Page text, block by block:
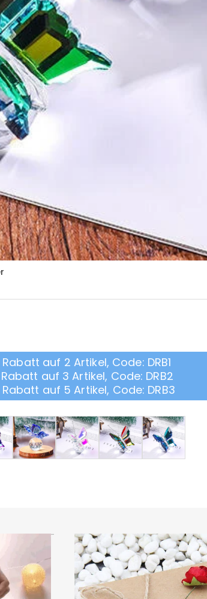
Rabatt auf 2 Artikel, Code: DRB1
Rabatt auf 3 Artikel, Code: DRB2
Rabatt auf 5 Artikel, Code: DRB3